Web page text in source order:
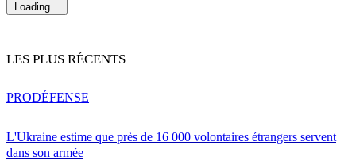
Loading...
LES PLUS RÉCENTS
L'Ukraine estime que près de 16 000 volontaires étrangers servent
dans son armée
PRODÉFENSE